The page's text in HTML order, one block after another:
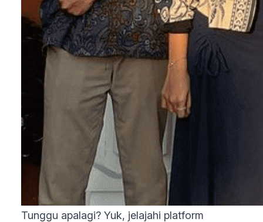
mahasiswa baru. Semoga tulisan ini membantumu
untuk lebih mudah menyesuaikan diri di dunia
perkuliahan.
Setelah memahami istilah-istilah di atas, kamu
mulai mengembangkan dirimu dengan mengikuti
kelas
online by KampusInovatif.id
. Ada banyak
pilihan topik yang bisa kamu sesuaikan dengan
minat dan kebutuhanmu untuk memulai pijakan
karier yang cemerlang.
Tunggu apalagi? Yuk, jelajahi platform